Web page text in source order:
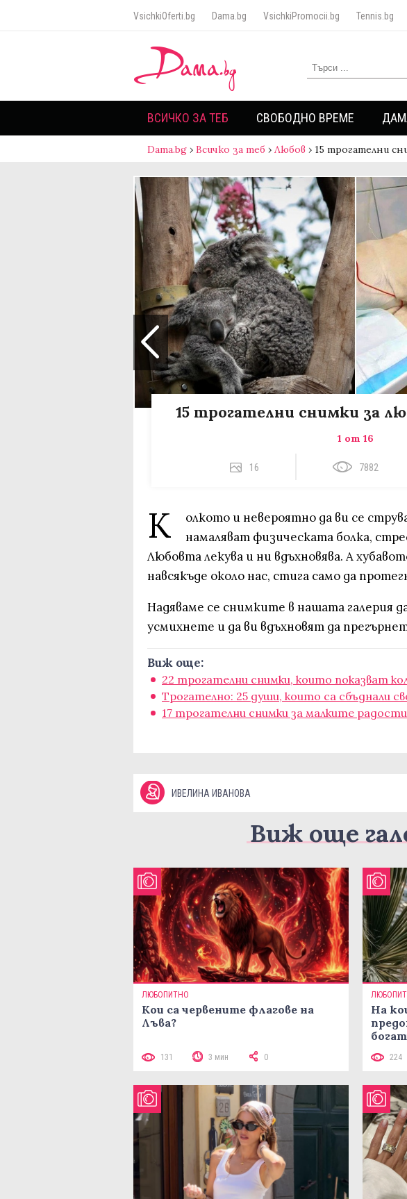
VsichkiOferti.bg Dama.bg VsichkiPromocii.bg Tennis.bg
ВСИЧКО ЗА ТЕБ СВОБОДНО ВРЕМЕ
Dama.bg › Всичко за теб › Любов › 15 трогателни
15 трогателни снимки за
1 от 16
16 7882
К
олкото и невероятно да ви се
намаляват физическата болка,
Любовта лекува и ни вдъхновява. А
навсякъде около нас, стига само да
Надяваме се снимките в нашата галерия
усмихнете и да ви вдъхновят да
Виж още:
22 трогателни снимки, които показват
Трогателно: 25 души, които са сбъднали
17 трогателни снимки за малките
ИВЕЛИНА ИВАНОВА
Виж още
ЛЮБОПИТНО
Кои са червените флагове на
Лъва?
131 3 мин 0
На
224